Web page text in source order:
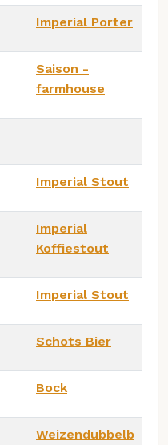
Imperial Porter
Saison -
farmhouse
Imperial Stout
Imperial
Koffiestout
Imperial Stout
Schots Bier
Bock
Weizendubbelb